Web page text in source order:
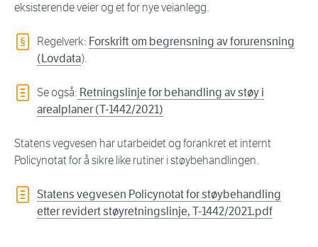
eksisterende veier og et for nye veianlegg.
Regelverk: Forskrift om begrensning av forurensning
(Lovdata).
Se også: Retningslinje for behandling av støy i
arealplaner (T-1442/2021)
Statens vegvesen har utarbeidet og forankret et internt
Policynotat for å sikre like rutiner i støybehandlingen.
Statens vegvesen Policynotat for støybehandling
etter revidert støyretningslinje, T-1442/2021.pdf